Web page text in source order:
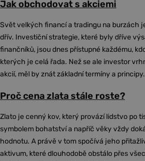
Jak obchodovat s akciemi
Svět velkých financí a tradingu na burzách
dřív. Investiční strategie, které byly dříve
finančníků, jsou dnes přístupné každému,
kterých je celá řada. Než se ale investor
akcií, měl by znát základní termíny a principy.
Proč cena zlata stále roste?
Zlato je cenný kov, který provází lidstvo po
symbolem bohatství a napříč věky vždy
hodnotu. A právě v tom spočívá jeho
aktivum, které dlouhodobě obstálo přes